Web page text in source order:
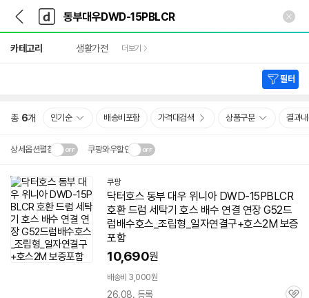
다
나
와
가
기
다
와
메
인
카테고리 생활가전 더보기
필터
총 6개 인기순 배송비포함 가격대검색 상품구분 결과
상세옵션펼침 쿠팡와우할인
설치 환경·지역에 따라
배송·설치비가 달라집니다.닫
기
쿠팡
닥터호스 동부 대우 위니아 DWD-15PBLCR
호환 드럼 세탁기 호스 배수 연결 연장 G52드
럼배수호스_조립형_일자연결구+호스2M 보증
포함
10,690원
배송비 3,000원
26.08. 등록